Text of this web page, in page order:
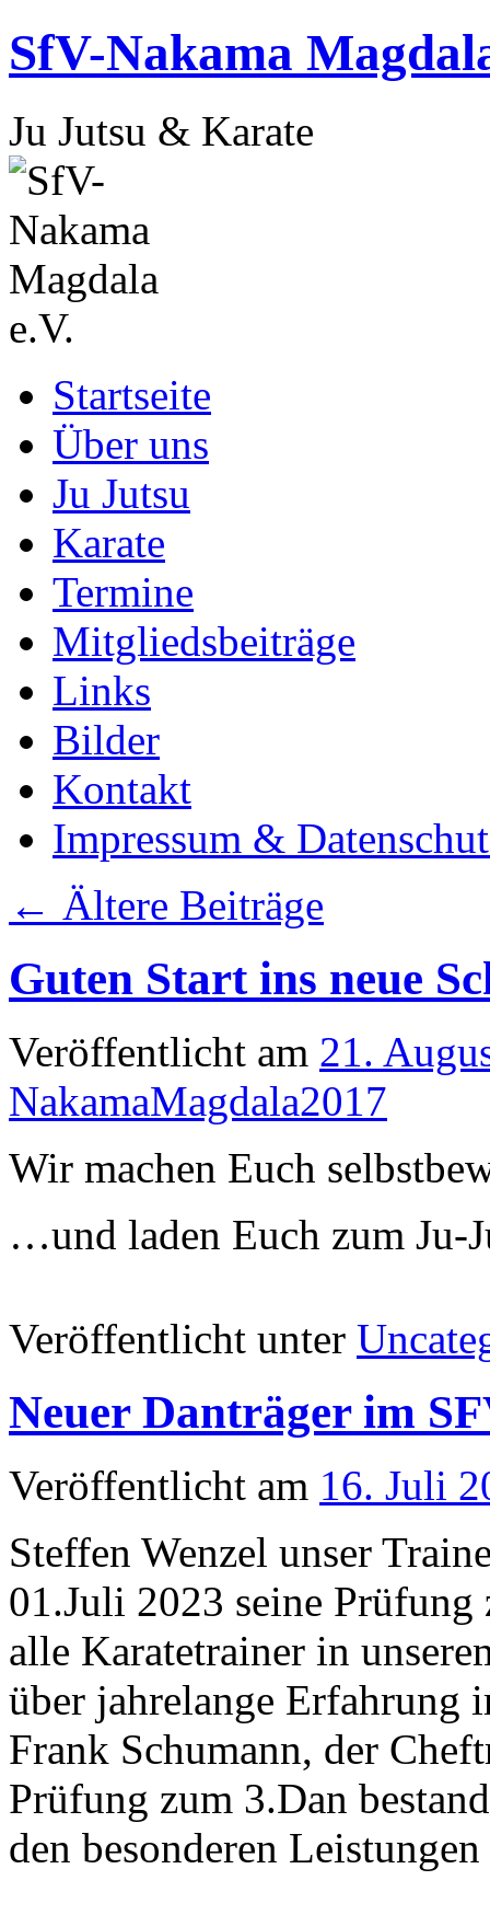
Zum
Inhalt
springen
SfV-Nakama
Ju Jutsu & Karate
Startseite
Über uns
Ju Jutsu
Karate
Termine
Mitgliedsbeiträge
Links
Bilder
Kontakt
Impressum &
← Ältere Beiträge
Guten Start ins neue
Veröffentlicht am 21.
NakamaMagdala2017
Wir machen Euch
…und laden Euch zum Ju-
Veröffentlicht unter
Neuer Danträger im
Veröffentlicht am 16. Juli
Steffen Wenzel unser
01.Juli 2023 seine Prüfung
alle Karatetrainer in
über jahrelange Erfahrung
Frank Schumann, der
Prüfung zum 3.Dan
den besonderen